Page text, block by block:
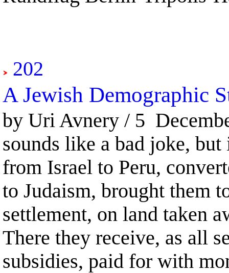
202
A Jewish Demographic
by Uri Avnery / 5
sounds like a bad joke,
from Israel to Peru,
to Judaism, brought them
settlement, on land taken
There they receive, as all
subsidies, paid for with